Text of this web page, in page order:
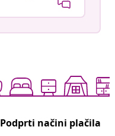
Podprti načini plačila